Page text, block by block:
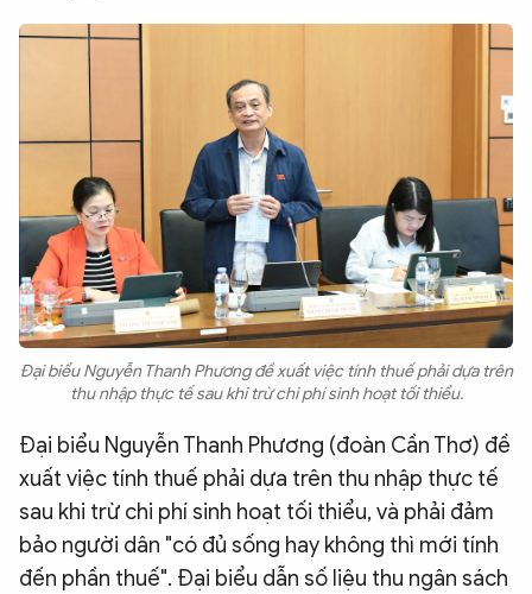
Đại biểu Nguyễn Thanh Phương đề xuất việc tính thuế phải dựa trên
thu nhập thực tế sau khi trừ chi phí sinh hoạt tối thiểu.
Đại biểu Nguyễn Thanh Phương (đoàn Cần Thơ) đề
xuất việc tính thuế phải dựa trên thu nhập thực tế
sau khi trừ chi phí sinh hoạt tối thiểu, và phải đảm
bảo người dân "có đủ sống hay không thì mới tính
đến phần thuế". Đại biểu dẫn số liệu thu ngân sách